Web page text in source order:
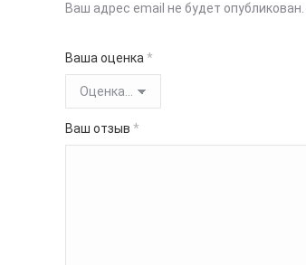
Ваш адрес email не будет опубликован.
Ваша оценка *
Ваш отзыв *